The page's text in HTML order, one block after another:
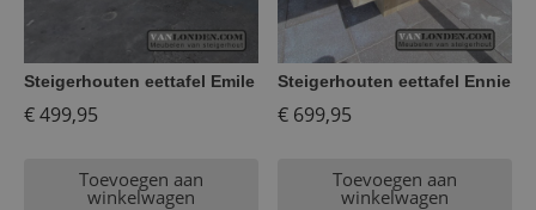
Steigerhouten eettafel Emile
€499,95
Toevoegen aan
winkelwagen
Steigerhouten eettafel Ennie
€ 699,95
Toevoegen aan
winkelwagen